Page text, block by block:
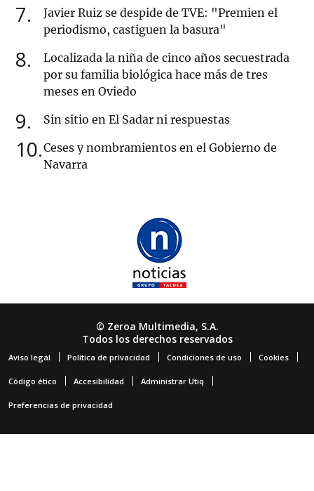
7
Javier Ruiz se despide de TVE: "Premien el
periodismo, castiguen la basura"
8
Localizada la niña de cinco años secuestrada
por su familia biológica hace más de tres
meses en Oviedo
9 Sin sitio en El Sadar ni respuestas
10 Ceses y nombramientos en el Gobierno de
Navarra
© Zeroa Multimedia, S.A.
Todos los derechos reservados
Aviso legal Política de privacidad Condiciones de uso Cookies
Código ético Accesibilidad Administrar Utiq
Preferencias de privacidad